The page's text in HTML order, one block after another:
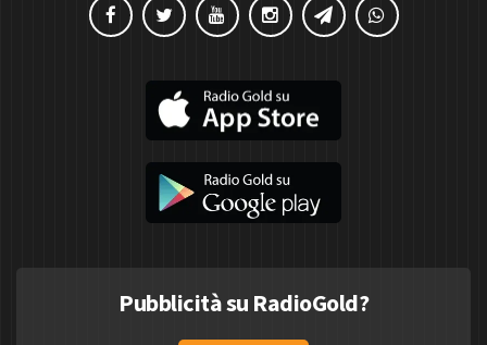
Pubblicità su RadioGold?